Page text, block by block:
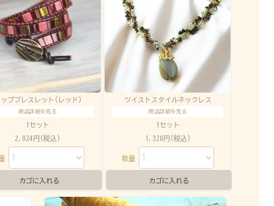
プブレスレット(レッド)
商品詳細を見る
1セット
2,024円(税込)
ツイストスタイルネックレス
商品詳細を見る
1セット
1,320円(税込)
数量